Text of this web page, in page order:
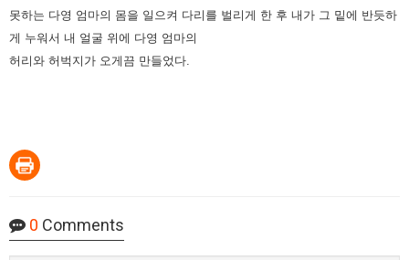
못하는 다영 엄마의 몸을 일으켜 다리를 벌리게 한 후 내가 그 밑에 반듯하
게 누워서 내 얼굴 위에 다영 엄마의
허리와 허벅지가 오게끔 만들었다.
0 Comments